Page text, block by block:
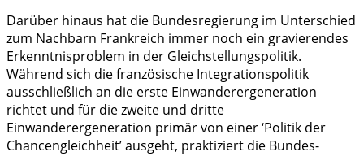
Darüber hinaus hat die Bundesregierung im Unterschied
zum Nachbarn Frankreich immer noch ein gravierendes
Erkenntnisproblem in der Gleichstellungspolitik.
Während sich die französische Integrationspolitik
ausschließlich an die erste Einwanderergeneration
richtet und für die zweite und dritte
Einwanderergeneration primär von einer ‘Politik der
Chancengleichheit’ ausgeht, praktiziert die Bundes-